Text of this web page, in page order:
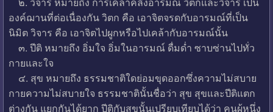
องค์ฌานที่ต่อเนื่องกัน วิตก คือ เอาจิตจรดกับอารมณ์ที่เป็น
นิมิต วิจาร คือ เอาจิตไปผูกหรือไปเคล้ากับอารมณ์นั้น
๓. ปีติ หมายถึง อิ่มใจ อิ่มในอารมณ์ ดื่มด่ำ ซาบซ่านไปทั่ว
กายและใจ
๔. สุข หมายถึง ธรรมชาติใดย่อมขุดออกซึ่งความไม่สบาย
กายความไม่สบายใจ ธรรมชาตินั้นชื่อว่า สุข สุขและปีติแตก
ต่างกัน แยกกันได้ยาก ปีติกับสุขนั้นเปรียบเทียบได้ว่า คนผู้หนึ่ง